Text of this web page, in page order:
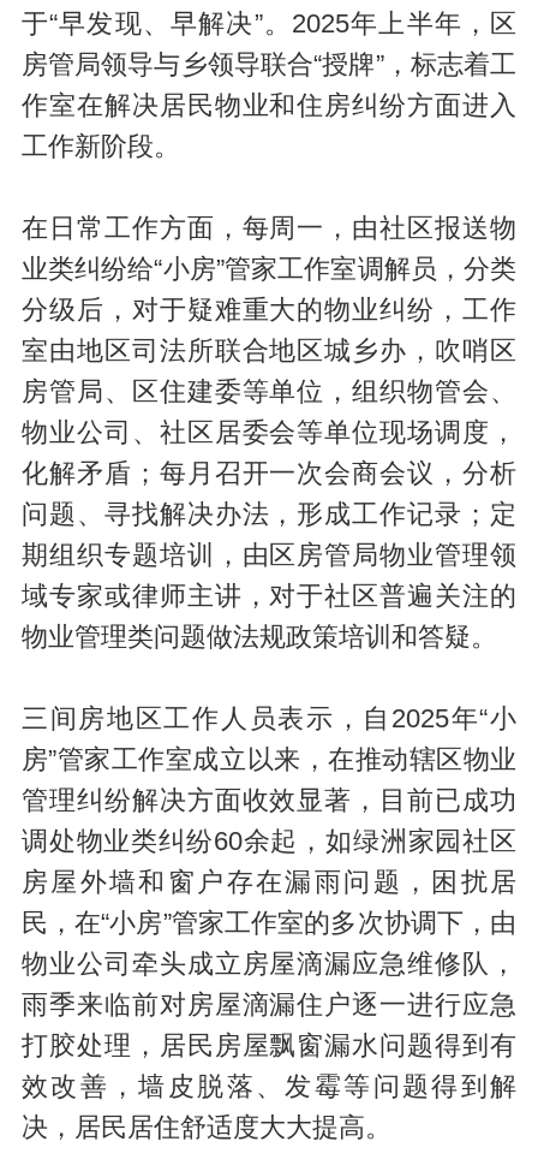
于“早发现、早解决”。2025年上半年，区
房管局领导与乡领导联合“授牌”，标志着工
作室在解决居民物业和住房纠纷方面进入
工作新阶段。
在日常工作方面，每周一，由社区报送物
业类纠纷给“小房”管家工作室调解员，分类
分级后，对于疑难重大的物业纠纷，工作
室由地区司法所联合地区城乡办，吹哨区
房管局、区住建委等单位，组织物管会、
物业公司、社区居委会等单位现场调度，
化解矛盾；每月召开一次会商会议，分析
问题、寻找解决办法，形成工作记录；定
期组织专题培训，由区房管局物业管理领
域专家或律师主讲，对于社区普遍关注的
物业管理类问题做法规政策培训和答疑。
三间房地区工作人员表示，自2025年“小
房”管家工作室成立以来，在推动辖区物业
管理纠纷解决方面收效显著，目前已成功
调处物业类纠纷60余起，如绿洲家园社区
房屋外墙和窗户存在漏雨问题，困扰居
民，在“小房”管家工作室的多次协调下，由
物业公司牵头成立房屋滴漏应急维修队，
雨季来临前对房屋滴漏住户逐一进行应急
打胶处理，居民房屋飘窗漏水问题得到有
效改善，墙皮脱落、发霉等问题得到解
决，居民居住舒适度大大提高。